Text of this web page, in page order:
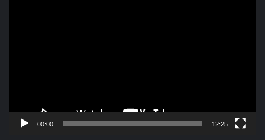
00:00 12:25